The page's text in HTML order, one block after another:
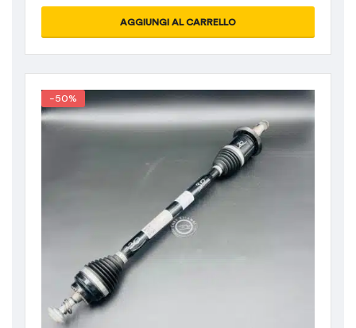
AGGIUNGI AL CARRELLO
-50%